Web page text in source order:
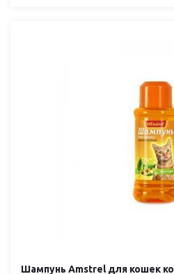
Шампунь Amstrel для кошек